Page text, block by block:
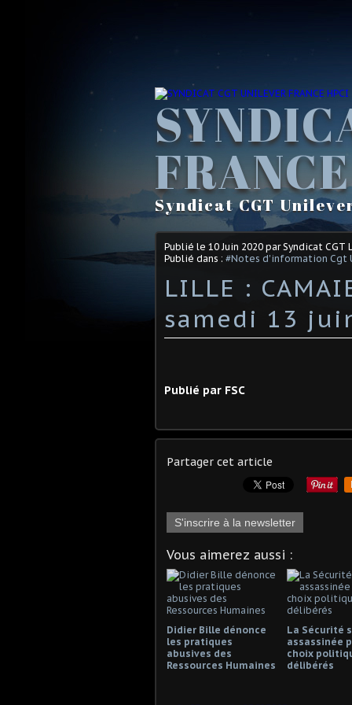
Syndicat CGT
Publié le 10 Juin 2020 par Syndicat CGT
Publié dans : #Notes d'information Cgt
LILLE :
samedi 13
Publié par FSC
Partager cet article
S'inscrire à la newsletter
Vous aimerez aussi :
Didier Bille dénonce
les pratiques
abusives des
Ressources Humaines
La Sécurité
assassinée
choix
délibérés